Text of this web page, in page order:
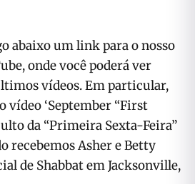
abaixo um link para o nosso
onde você poderá ver
vídeos. Em particular,
vídeo ‘September “First
da “Primeira Sexta-Feira”
recebemos Asher e Betty
de Shabbat em Jacksonville,